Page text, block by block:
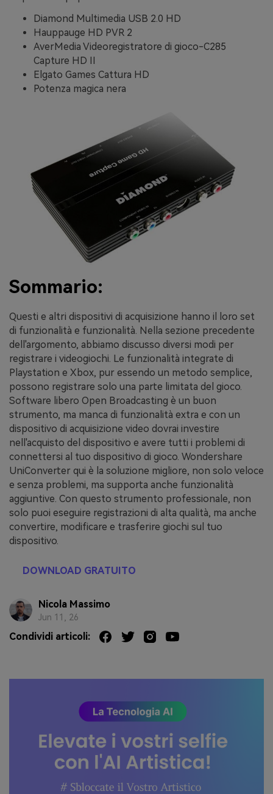
Diamond Multimedia USB 2.0 HD
Hauppauge HD PVR 2
AverMedia Videoregistratore di gioco-C285
Capture HD II
Elgato Games Cattura HD
Potenza magica nera
Sommario:
Questi e altri dispositivi di acquisizione hanno il loro set
di funzionalità e funzionalità. Nella sezione precedente
dell'argomento, abbiamo discusso diversi modi per
registrare i videogiochi. Le funzionalità integrate di
Playstation e Xbox, pur essendo un metodo semplice,
possono registrare solo una parte limitata del gioco.
Software libero Open Broadcasting è un buon
strumento, ma manca di funzionalità extra e con un
dispositivo di acquisizione video dovrai investire
nell'acquisto del dispositivo e avere tutti i problemi di
connettersi al tuo dispositivo di gioco. Wondershare
UniConverter qui è la soluzione migliore, non solo veloce
e senza problemi, ma supporta anche funzionalità
aggiuntive. Con questo strumento professionale, non
solo puoi eseguire registrazioni di alta qualità, ma anche
convertire, modificare e trasferire giochi sul tuo
dispositivo.
DOWNLOAD GRATUITO
Nicola Massimo
Jun 11, 26
Condividi articoli: